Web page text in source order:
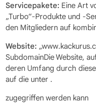
Servicepakete: Eine Art
„Turbo“-Produkte und -
den Mitgliedern auf
Website:
SubdomainDie Website,
deren Umfang durch
auf die unter .
zugegriffen werden kann